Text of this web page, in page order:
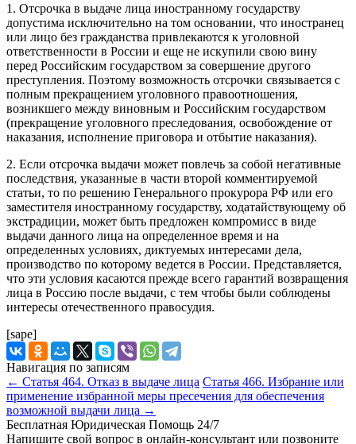
1. Отсрочка в выдаче лица иностранному государству
допустима исключительно на том основании, что иностранец
или лицо без гражданства привлекаются к уголовной
ответственности в России и еще не искупили свою вину
перед Российским государством за совершение другого
преступления. Поэтому возможность отсрочки связывается с
полным прекращением уголовного правоотношения,
возникшего между виновным и Российским государством
(прекращение уголовного преследования, освобождение от
наказания, исполнение приговора и отбытие наказания).
2. Если отсрочка выдачи может повлечь за собой негативные
последствия, указанные в части второй комментируемой
статьи, то по решению Генерального прокурора РФ или его
заместителя иностранному государству, ходатайствующему об
экстрадиции, может быть предложен компромисс в виде
выдачи данного лица на определенное время и на
определенных условиях, диктуемых интересами дела,
производство по которому ведется в России. Представляется,
что эти условия касаются прежде всего гарантий возвращения
лица в Россию после выдачи, с тем чтобы были соблюдены
интересы отечественного правосудия.
[sape]
Навигация по записям
← Статья 464. Отказ в выдаче лица Статья 466. Избрание или
применение избранной меры пресечения для обеспечения
возможной выдачи лица →
Бесплатная Юридическая Помощь 24/7
Напишите свой вопрос в онлайн-консультант или позвоните